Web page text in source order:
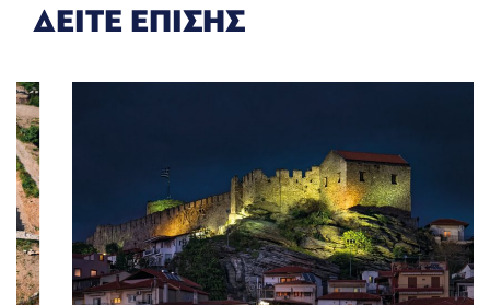
ΔΕΙΤΕ ΕΠΙΣΗΣ